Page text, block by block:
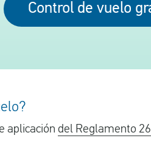
Control de vuelo
aplicación del Reglamento